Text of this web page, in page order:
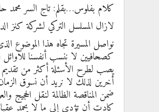
كلام بفلوس…بقلم: تاج السر محمد
لازال المسلسل التركي لشركة كنز
نواصل المسيرة تجاه هذا
كصحافيين لا ننسب أنفسنا للاوائل
يصب لطرح الأسئلة أكثر من تقديم
أخرين لذلك لا نريد أن نسوق
ضمن المناقصة الظالمة لنقل الحجيج
كادت أن تؤدى إلى ما لا يحمد